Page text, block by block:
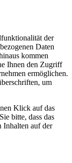
der
Daten
kommen
Ihnen den Zugriff
ermöglichen.
um
Klick auf das
bitte, dass das
Inhalten auf der